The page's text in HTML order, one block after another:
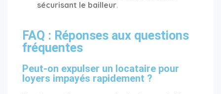
sécurisant le bailleur.
FAQ : Réponses aux questions
fréquentes
Peut-on expulser un locataire pour
loyers impayés rapidement ?